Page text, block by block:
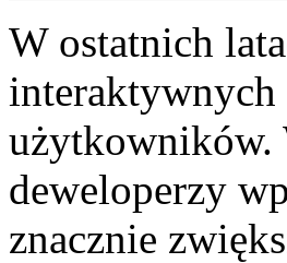
W ostatnich
użytkowników.
deweloperzy
znacznie